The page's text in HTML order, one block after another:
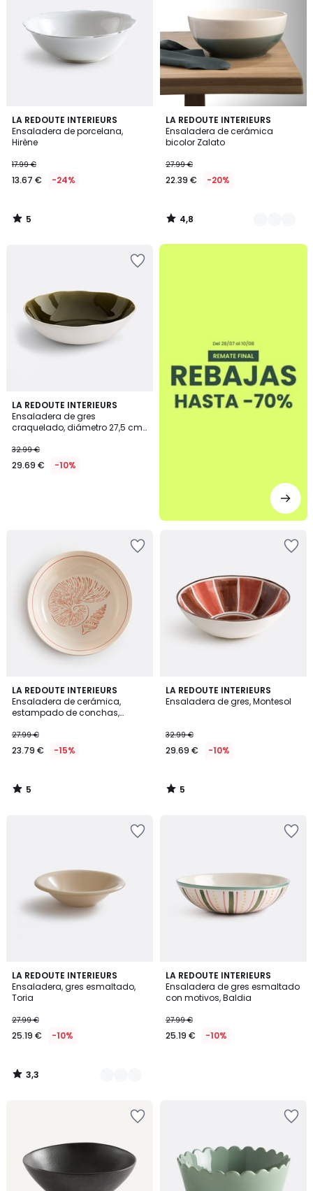
LA REDOUTE INTERIEURS
Ensaladera de porcelana,
Hirène
17.99 €
13.67 € -24%
5
/
5
5
/
LA REDOUTE INTERIEURS
Ensaladera de cerámica
bicolor Zalato
27.99 €
22.39 € -20%
4,8
/ 5
3
Colores
4,8
/
LA REDOUTE INTERIEURS
Ensaladera de gres
craquelado, diámetro 27,5 cm,
32.99 €
29.69 € -10%
.
LA REDOUTE INTERIEURS
Ensaladera de cerámica,
estampado de conchas,
27.99 €
23.79 € -15%
5
/
5
5
/
LA REDOUTE INTERIEURS
Ensaladera de gres, Montesol
32.99 €
29.69 € -10%
5
/
5
/
LA REDOUTE INTERIEURS
Ensaladera, gres esmaltado,
Toria
27.99 €
25.19 € -10%
3,3
/ 5
4
Colores
3,3
/
LA REDOUTE INTERIEURS
Ensaladera de gres esmaltado
con motivos, Baldia
27.99 €
25.19 € -10%